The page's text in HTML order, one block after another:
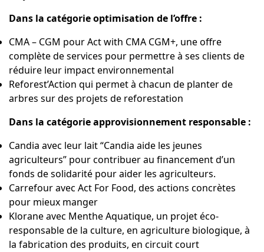
Dans la catégorie optimisation de l’offre :
CMA – CGM pourAct with CMA CGM+, une offre
complète de services pour permettre à ses clients de
réduire leur impact environnemental
Reforest’Action qui permet à chacun de planter de
arbres sur des projets de reforestation
Dans la catégorie approvisionnement responsable :
Candia avec leur lait“Candia aide les jeunes
agriculteurs”pour contribuer au financement d’un
fonds de solidarité pour aider les agriculteurs.
Carrefour avec Act For Food, des actions concrètes
pour mieux manger
Klorane avec Menthe Aquatique, un projet éco-
responsable de la culture, en agriculture biologique, à
la fabrication des produits, en circuit court